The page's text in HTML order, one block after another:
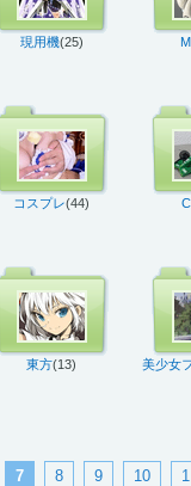
現用機(25)
コスプレ(44)
東方(13) 美少女
7 8 9 10